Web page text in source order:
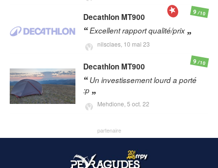
Decathlon MT900
Excellent rapport qualité/prix
nilsclaes, 10 mai 23
9/10
Decathlon MT900
Un investissement lourd a porté
:p
Mehdione, 5 oct. 22
9/10